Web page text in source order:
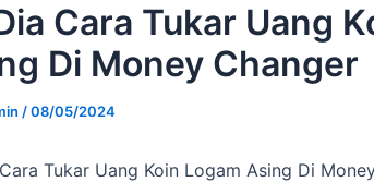
Cara Tukar Uang
Di Money Changer
/08/05/2024
Tukar Uang Koin Logam Asing Di